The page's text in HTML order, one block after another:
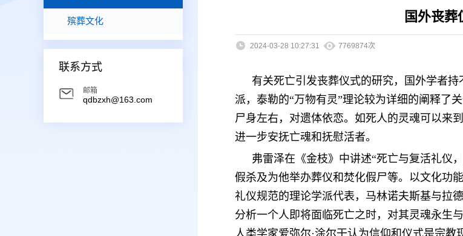
殡葬文化
联系方式
邮箱
qdbzxh@163.com
国外丧葬
2024-03-28 10:27:31 7769874次
有关死亡引发丧葬仪式的研究，国外学者
派，泰勒的“万物有灵”理论较为详细的阐释了
尸身左右，对遗体依恋。如死人的灵魂可以来
进一步安抚亡魂和抚慰活者。
弗雷泽在《金枝》中讲述“死亡与复活礼仪
假杀及为他举办葬仪和焚化假尸等。以文化功
礼仪规范的理论学派代表，马林诺夫斯基与拉
分析一个人即将面临死亡之时，对其灵魂永生
人类学家爱弥尔·涂尔干认为信仰和仪式是宗